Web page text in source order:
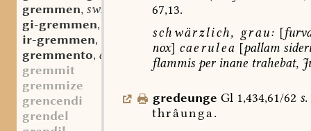
gremmen, sw. v.
gi-gremmen,
ir-gremmen,
gremmento, adv.
gremmit
gremmize
grencendi
grendel
67,13.
schwärzlich, grau: [
nox] caerulea [pallam
flammisperinanetrahebat,
gredeunge Gl 1,434,61/62 s.
thrâunga.